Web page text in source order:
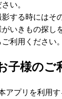
い。
する時にはそ
いきもの探し
利用ください。
子様のご
アプリを利用